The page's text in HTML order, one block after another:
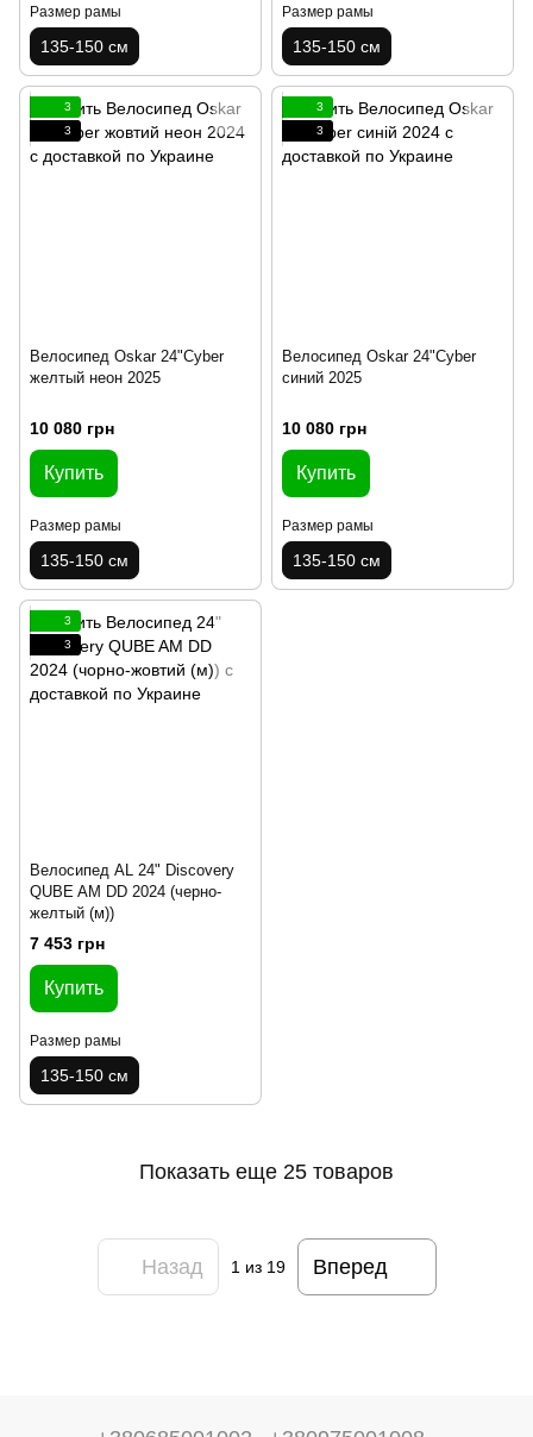
Размер рамы
135-150 см
Размер рамы
135-150 см
3
3
Велосипед Oskar 24"Cyber
желтый неон 2025
10 080 грн
Купить
Размер рамы
135-150 см
3
3
Велосипед Oskar 24"Cyber
синий 2025
10 080 грн
Купить
Размер рамы
135-150 см
3
3
Велосипед AL 24" Discovery
QUBE AM DD 2024 (черно-
желтый (м))
7 453 грн
Купить
Размер рамы
135-150 см
Показать еще 25 товаров
Назад 1 из 19 Вперед